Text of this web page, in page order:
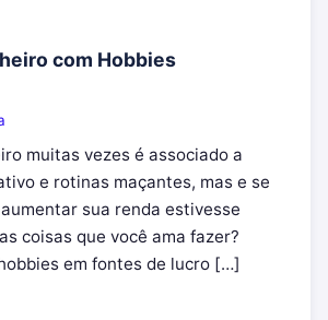
com Hobbies
muitas vezes é associado a
e rotinas maçantes, mas e se
sua renda estivesse
coisas que você ama fazer?
em fontes de lucro […]